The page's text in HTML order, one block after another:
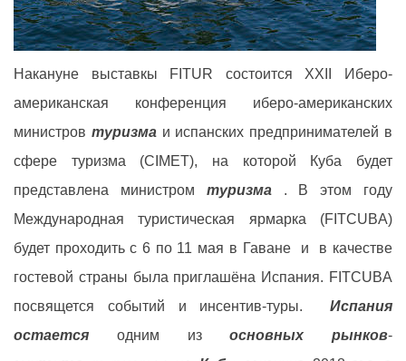
Накануне выставкы FITUR состоится XXII Иберо-
американская конференция иберо-американских
министров туризмаи испанских предпринимателей в
сфере туризма (CIMET), на которой Куба будет
представлена министром туризма. В этом году
Международная туристическая ярмарка (FITCUBA)
будет проходить с 6 по 11 мая в Гаване и в качестве
гостевой страны была приглашёна Испания. FITCUBA
посвящется событий и инсентив-туры. Испания
остается одним изосновных рынков-